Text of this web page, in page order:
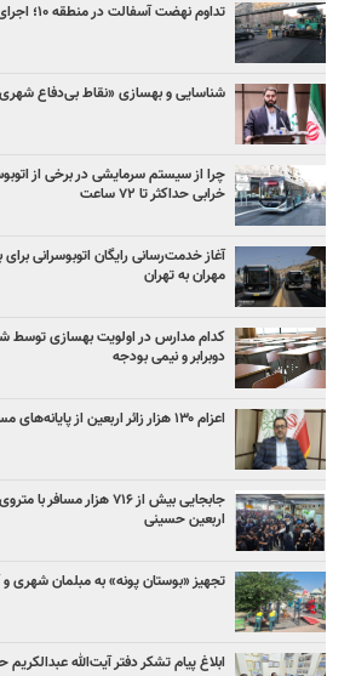
تداوم نهضت آسفالت در منطقه ۱۰؛ اجرای روکش مکانیزه خیابان قزوین
شناسایی و بهسازی «نقاط بی‌دفاع
چرا از سیستم سرمایشی در برخی از
خرابی حداکثر تا ۷۲ ساعت
آغاز خدمت‌رسانی رایگان اتوبوسرانی برای
مهران به تهران
کدام مدارس در اولویت بهسازی توسط
دوبرابر و نیمی بودجه
اعزام ۱۳۰ هزار زائر اربعین از پایانه‌های مسافربری شهر تهران
جابجایی بیش از ۷۱۶ هزار
اربعین حسینی
تجهیز «بوستان پونه» به مبلمان شهری
ابلاغ پیام تشکر دفتر آیت‌الله عبدالکریم